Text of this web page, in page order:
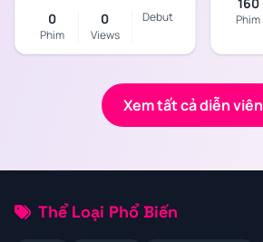
0
Phim
0
Views
Debut Phim
Xem tất cả diễn viên
Thể Loại Phổ Biến